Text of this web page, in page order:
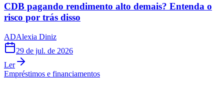
CDB pagando rendimento alto demais? Entenda o
risco por trás disso
ADAlexia Diniz
29 de jul. de 2026
Ler
Empréstimos e financiamentos